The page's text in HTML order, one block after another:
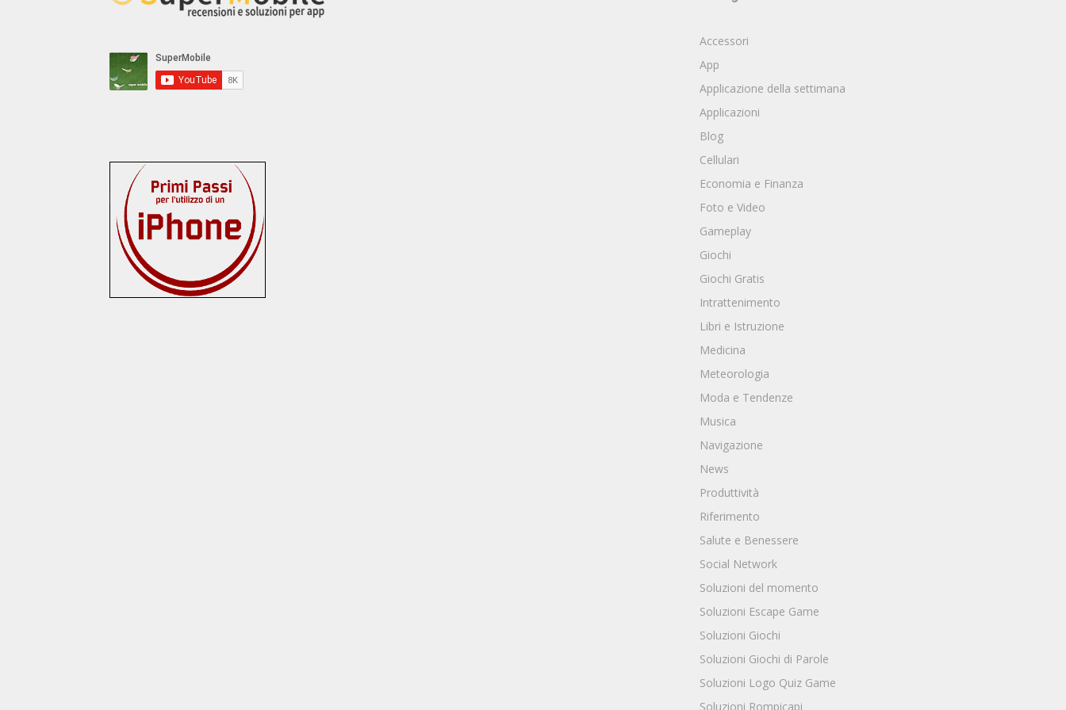
Accessori
App
Applicazione della settimana
Applicazioni
Blog
Cellulari
Economia e Finanza
Foto e Video
Gameplay
Giochi
Giochi Gratis
Intrattenimento
Libri e Istruzione
Medicina
Meteorologia
Moda e Tendenze
Musica
Navigazione
News
Produttività
Riferimento
Salute e Benessere
Social Network
Soluzioni del momento
Soluzioni Escape Game
Soluzioni Giochi
Soluzioni Giochi di Parole
Soluzioni Logo Quiz Game
Soluzioni Rompicapi